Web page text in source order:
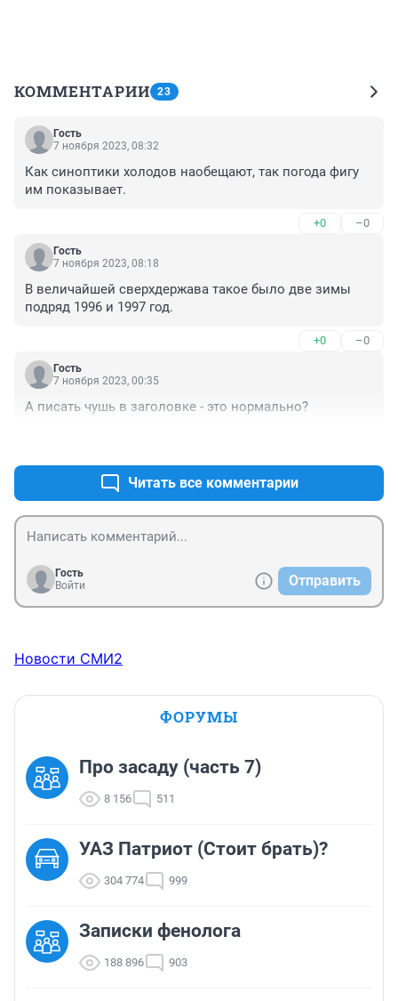
КОММЕНТАРИИ 23
Гость
7 ноября 2023, 08:32
Как синоптики холодов наобещают, так погода фигу
им показывает.
+0 –0
Гость
7 ноября 2023, 08:18
В величайшей сверхдержава такое было две зимы
подряд 1996 и 1997 год.
+0 –0
Гость
7 ноября 2023, 00:35
А писать чушь в заголовке - это нормально?
Читать все комментарии
Гость
Войти
Отправить
Новости СМИ2
ФОРУМЫ
Про засаду (часть 7)
8 156 511
УАЗ Патриот (Стоит брать)?
304 774 999
Записки фенолога
188 896 903